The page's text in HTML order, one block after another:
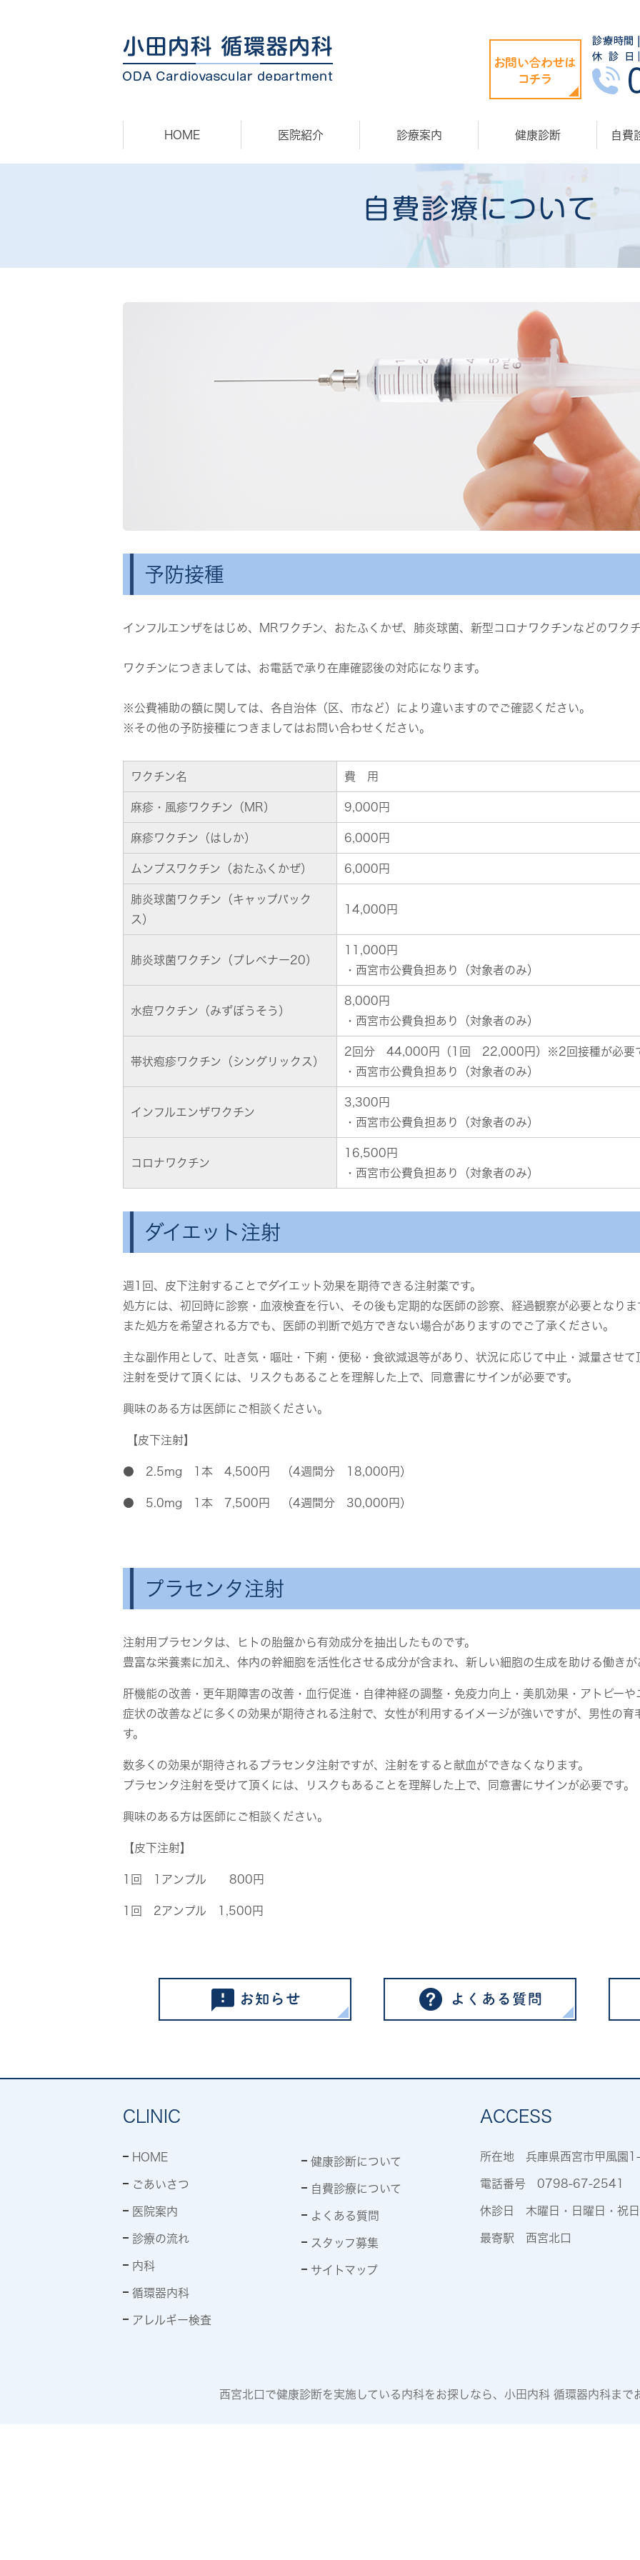
HOME 医院紹介 診療案内 健康診断 自費
自費診療について
予防接種
インフルエンザをはじめ、MRワクチン、おたふくかぜ、肺炎球菌、新型コロナワクチンなどのワク
ワクチンにつきましては、お電話で承り在庫確認後の対応になります。
※公費補助の額に関しては、各自治体（区、市など）により違いますのでご確認ください。
※その他の予防接種につきましてはお問い合わせください。
ワクチン名 費 用
麻疹・風疹ワクチン（MR） 9,000円
麻疹ワクチン（はしか） 6,000円
ムンプスワクチン（おたふくかぜ） 6,000円
肺炎球菌ワクチン（キャップバック
ス）
14,000円
肺炎球菌ワクチン（プレベナー20）
11,000円
・西宮市公費負担あり（対象者のみ）
水痘ワクチン（みずぼうそう）
8,000円
・西宮市公費負担あり（対象者のみ）
帯状疱疹ワクチン（シングリックス）
2回分 44,000円（1回 22,000円）※2回接種が必要
・西宮市公費負担あり（対象者のみ）
インフルエンザワクチン
3,300円
・西宮市公費負担あり（対象者のみ）
コロナワクチン
16,500円
・西宮市公費負担あり（対象者のみ）
ダイエット注射
週1回、皮下注射することでダイエット効果を期待できる注射薬です。
処方には、初回時に診察・血液検査を行い、その後も定期的な医師の診察、経過観察が必要となりま
また処方を希望される方でも、医師の判断で処方できない場合がありますのでご了承ください。
主な副作用として、吐き気・嘔吐・下痢・便秘・食欲減退等があり、状況に応じて中止・減量させて
注射を受けて頂くには、リスクもあることを理解した上で、同意書にサインが必要です。
興味のある方は医師にご相談ください。
【皮下注射】
● 2.5mg 1本 4,500円 （4週間分 18,000円）
● 5.0mg 1本 7,500円 （4週間分 30,000円）
プラセンタ注射
注射用プラセンタは、ヒトの胎盤から有効成分を抽出したものです。
豊富な栄養素に加え、体内の幹細胞を活性化させる成分が含まれ、新しい細胞の生成を助ける働きが
肝機能の改善・更年期障害の改善・血行促進・自律神経の調整・免疫力向上・美肌効果・アトピー
症状の改善などに多くの効果が期待される注射で、女性が利用するイメージが強いですが、男性の
す。
数多くの効果が期待されるプラセンタ注射ですが、注射をすると献血ができなくなります。
プラセンタ注射を受けて頂くには、リスクもあることを理解した上で、同意書にサインが必要です。
興味のある方は医師にご相談ください。
【皮下注射】
1回 1アンプル 800円
1回 2アンプル 1,500円
CLINIC
HOME
ごあいさつ
医院案内
診療の流れ
内科
循環器内科
アレルギー検査
健康診断について
自費診療について
よくある質問
スタッフ募集
サイトマップ
ACCESS
所在地 兵庫県西宮市甲風園
電話番号 0798-67-2541
休診日 木曜日・日曜日・祝
最寄駅 西宮北口
西宮北口で健康診断を実施している内科をお探しなら、小田内科 循環器内科ま